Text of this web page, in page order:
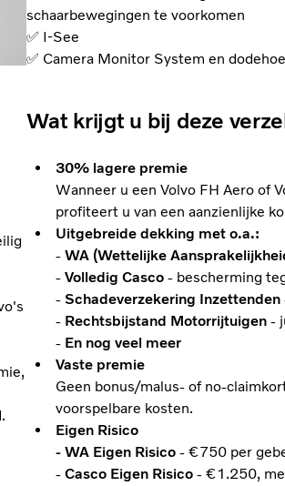
schaarbewegingen te voorkomen
✅ I-See
✅ Camera Monitor System en
Wat krijgt u bij deze
30% lagere premie
Wanneer u een Volvo FH Aero of
profiteert u van een aanzienlijke
Uitgebreide dekking met o.a.:
- WA (Wettelijke
- Volledig Casco - bescherming
- Schadeverzekering Inzettenden
- Rechtsbijstand Motorrijtuigen -
- En nog veel meer
Vaste premie
Geen bonus/malus- of no-
voorspelbare kosten.
Eigen Risico
- WA Eigen Risico - €750 per
- Casco Eigen Risico - €1.250,